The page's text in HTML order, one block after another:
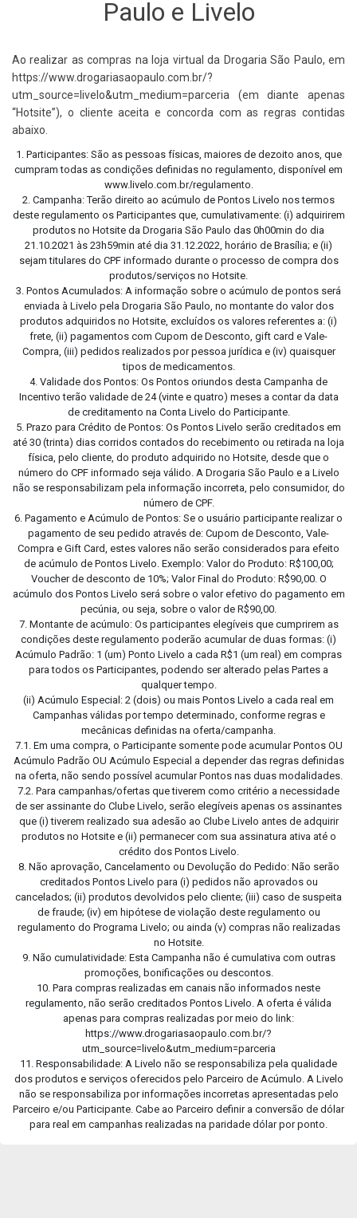
Paulo e Livelo
Ao realizar as compras na loja virtual da Drogaria São Paulo, em
https://www.drogariasaopaulo.com.br/?
utm_source=livelo&utm_medium=parceria (em diante apenas
“Hotsite”), o cliente aceita e concorda com as regras contidas
abaixo.
1. Participantes: São as pessoas físicas, maiores de dezoito anos, que
cumpram todas as condições definidas no regulamento, disponível em
www.livelo.com.br/regulamento.
2. Campanha: Terão direito ao acúmulo de Pontos Livelo nos termos
deste regulamento os Participantes que, cumulativamente: (i) adquirirem
produtos no Hotsite da Drogaria São Paulo das 0h00min do dia
21.10.2021 às 23h59min até dia 31.12.2022, horário de Brasília; e (ii)
sejam titulares do CPF informado durante o processo de compra dos
produtos/serviços no Hotsite.
3. Pontos Acumulados: A informação sobre o acúmulo de pontos será
enviada à Livelo pela Drogaria São Paulo, no montante do valor dos
produtos adquiridos no Hotsite, excluídos os valores referentes a: (i)
frete, (ii) pagamentos com Cupom de Desconto, gift card e Vale-
Compra, (iii) pedidos realizados por pessoa jurídica e (iv) quaisquer
tipos de medicamentos.
4. Validade dos Pontos: Os Pontos oriundos desta Campanha de
Incentivo terão validade de 24 (vinte e quatro) meses a contar da data
de creditamento na Conta Livelo do Participante.
5. Prazo para Crédito de Pontos: Os Pontos Livelo serão creditados em
até 30 (trinta) dias corridos contados do recebimento ou retirada na loja
física, pelo cliente, do produto adquirido no Hotsite, desde que o
número do CPF informado seja válido. A Drogaria São Paulo e a Livelo
não se responsabilizam pela informação incorreta, pelo consumidor, do
número de CPF.
6. Pagamento e Acúmulo de Pontos: Se o usuário participante realizar o
pagamento de seu pedido através de: Cupom de Desconto, Vale-
Compra e Gift Card, estes valores não serão considerados para efeito
de acúmulo de Pontos Livelo. Exemplo: Valor do Produto: R$100,00;
Voucher de desconto de 10%; Valor Final do Produto: R$90,00. O
acúmulo dos Pontos Livelo será sobre o valor efetivo do pagamento em
pecúnia, ou seja, sobre o valor de R$90,00.
7. Montante de acúmulo: Os participantes elegíveis que cumprirem as
condições deste regulamento poderão acumular de duas formas: (i)
Acúmulo Padrão: 1 (um) Ponto Livelo a cada R$1 (um real) em compras
para todos os Participantes, podendo ser alterado pelas Partes a
qualquer tempo.
(ii) Acúmulo Especial: 2 (dois) ou mais Pontos Livelo a cada real em
Campanhas válidas por tempo determinado, conforme regras e
mecânicas definidas na oferta/campanha.
7.1. Em uma compra, o Participante somente pode acumular Pontos OU
Acúmulo Padrão OU Acúmulo Especial a depender das regras definidas
na oferta, não sendo possível acumular Pontos nas duas modalidades.
7.2. Para campanhas/ofertas que tiverem como critério a necessidade
de ser assinante do Clube Livelo, serão elegíveis apenas os assinantes
que (i) tiverem realizado sua adesão ao Clube Livelo antes de adquirir
produtos no Hotsite e (ii) permanecer com sua assinatura ativa até o
crédito dos Pontos Livelo.
8. Não aprovação, Cancelamento ou Devolução do Pedido: Não serão
creditados Pontos Livelo para (i) pedidos não aprovados ou
cancelados; (ii) produtos devolvidos pelo cliente; (iii) caso de suspeita
de fraude; (iv) em hipótese de violação deste regulamento ou
regulamento do Programa Livelo; ou ainda (v) compras não realizadas
no Hotsite.
9. Não cumulatividade: Esta Campanha não é cumulativa com outras
promoções, bonificações ou descontos.
10. Para compras realizadas em canais não informados neste
regulamento, não serão creditados Pontos Livelo. A oferta é válida
apenas para compras realizadas por meio do link:
https://www.drogariasaopaulo.com.br/?
utm_source=livelo&utm_medium=parceria
11. Responsabilidade: A Livelo não se responsabiliza pela qualidade
dos produtos e serviços oferecidos pelo Parceiro de Acúmulo. A Livelo
não se responsabiliza por informações incorretas apresentadas pelo
Parceiro e/ou Participante. Cabe ao Parceiro definir a conversão de dólar
para real em campanhas realizadas na paridade dólar por ponto.